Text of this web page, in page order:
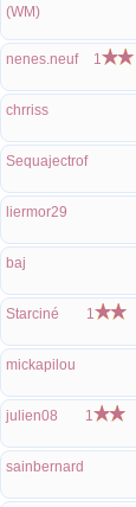
(WM)
nenes.neuf 1
chrriss
Sequajectrof
liermor29
baj
Starciné 1
mickapilou
julien08 1
sainbernard